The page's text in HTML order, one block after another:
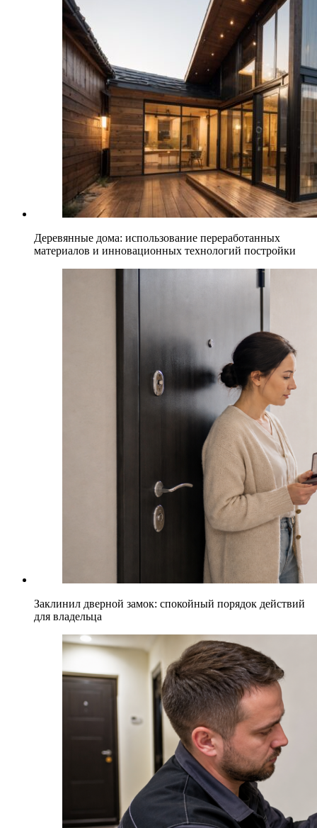
Деревянные дома: использование переработанных
материалов и инновационных технологий постройки
Заклинил дверной замок: спокойный порядок действий
для владельца